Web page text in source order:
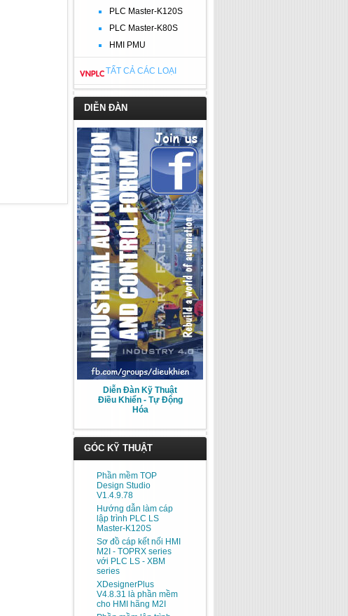
PLC Master-K120S
PLC Master-K80S
HMI PMU
TẤT CẢ CÁC LOẠI
DIỄN ĐÀN
Diễn Đàn Kỹ Thuật
Điều Khiển - Tự Động
Hóa
GÓC KỸ THUẬT
Phần mềm TOP
Design Studio
V1.4.9.78
Hướng dẫn làm cáp
lập trình PLC LS
Master-K120S
Sơ đồ cáp kết nối HMI
M2I - TOPRX series
với PLC LS - XBM
series
XDesignerPlus
V4.8.31 là phần mềm
cho HMI hãng M2I